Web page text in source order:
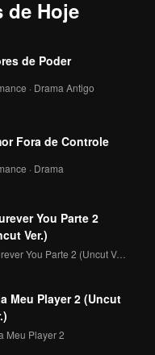
de Hoje
de Poder
· Drama Antigo
Fora de Controle
· Drama
You Parte 2
Ver.)
Fourever You Parte 2 (Uncut Ver.)
Meu Player 2 (Uncut
Meu Player 2